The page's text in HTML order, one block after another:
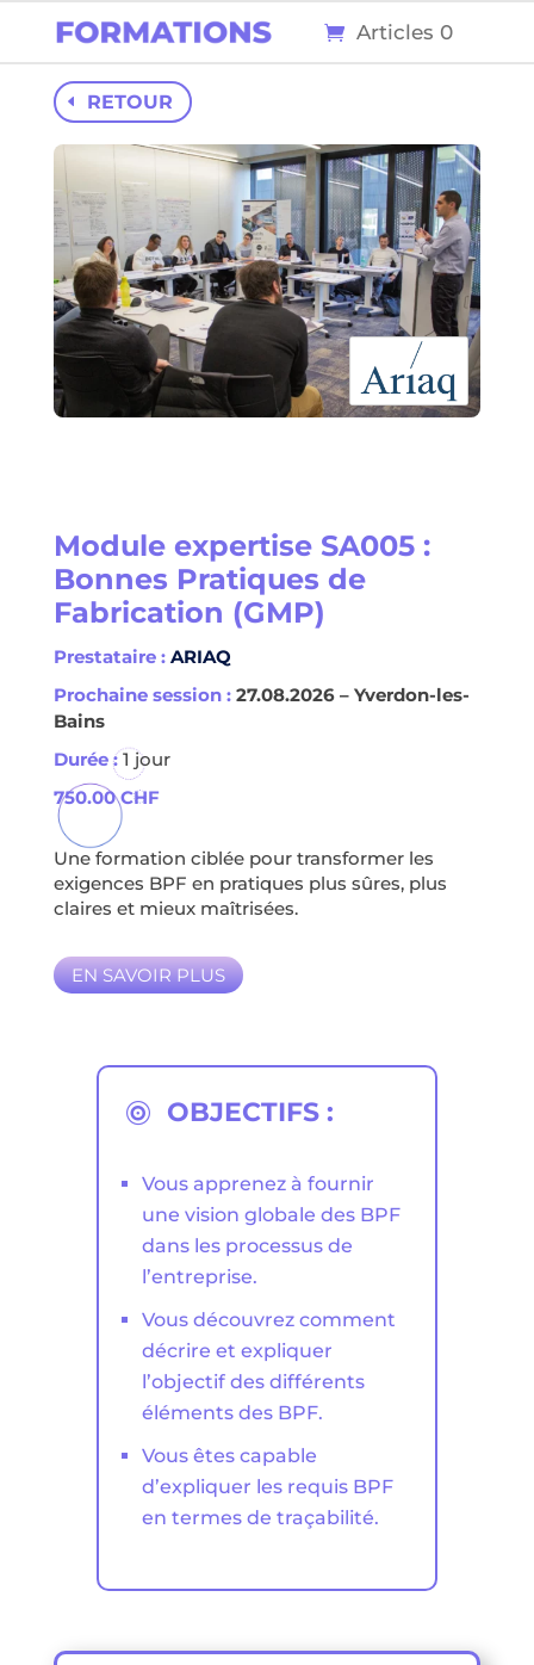
Articles 0
RETOUR
Module expertise SA005 :
Bonnes Pratiques de
Fabrication (GMP)
Prestataire : ARIAQ
Prochaine session : 27.08.2026 – Yverdon-les-
Bains
Durée :1 jour
750.00CHF
Une formation ciblée pour transformer les
exigences BPF en pratiques plus sûres, plus
claires et mieux maîtrisées.
EN SAVOIR PLUS
 OBJECTIFS :
Vous apprenez à fournir
une vision globale des BPF
dans les processus de
l’entreprise.
Vous découvrez comment
décrire et expliquer
l’objectif des différents
éléments des BPF.
Vous êtes capable
d’expliquer les requis BPF
en termes de traçabilité.